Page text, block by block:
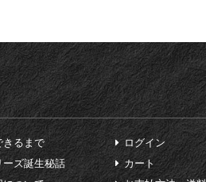
きるまで
ズ誕生秘話
ログイン
カート